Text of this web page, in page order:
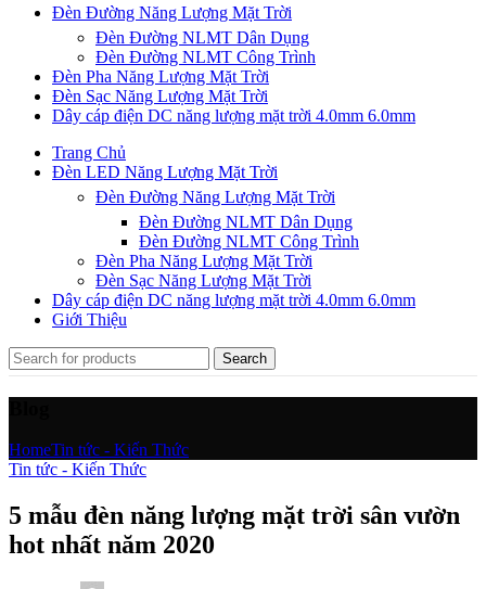
Đèn Đường Năng Lượng Mặt Trời
Đèn Đường NLMT Dân Dụng
Đèn Đường NLMT Công Trình
Đèn Pha Năng Lượng Mặt Trời
Đèn Sạc Năng Lượng Mặt Trời
Dây cáp điện DC năng lượng mặt trời 4.0mm 6.0mm
Trang Chủ
Đèn LED Năng Lượng Mặt Trời
Đèn Đường Năng Lượng Mặt Trời
Đèn Đường NLMT Dân Dụng
Đèn Đường NLMT Công Trình
Đèn Pha Năng Lượng Mặt Trời
Đèn Sạc Năng Lượng Mặt Trời
Dây cáp điện DC năng lượng mặt trời 4.0mm 6.0mm
Giới Thiệu
Search
HomeTin tức - Kiến Thức
Tin tức - Kiến Thức
5 mẫu đèn năng lượng mặt trời sân vườn
hot nhất năm 2020